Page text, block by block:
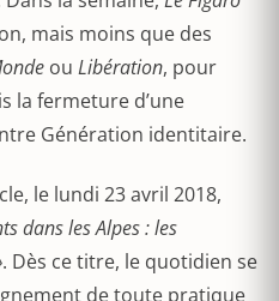
mais moins que des
ou Libération, pour
la fermeture d’une
Génération identitaire.
le lundi 23 avril 2018,
dans les Alpes : les
. Dès ce titre, le quotidien se
de toute pratique